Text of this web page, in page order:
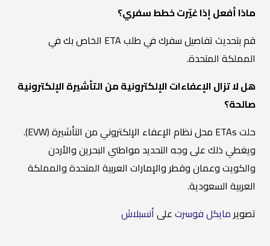
ماذا أفعل إذا غيّرت خطط سفري؟
قم بتحديث تفاصيل سفرك في طلب ETA الخاص بك في
المملكة المتحدة.
هل لا تزال الإعفاءات الإلكترونية من التأشيرة الإلكترونية
صالحة؟
حلت ETAs محل نظام الإعفاء الإلكتروني من التأشيرة (EVW).
ويغطي ذلك على وجه التحديد مواطني البحرين والأردن
والكويت وعمان وقطر والإمارات العربية المتحدة والمملكة
العربية السعودية.
تصويرمايكل فوسرتعلىأنسبلاش